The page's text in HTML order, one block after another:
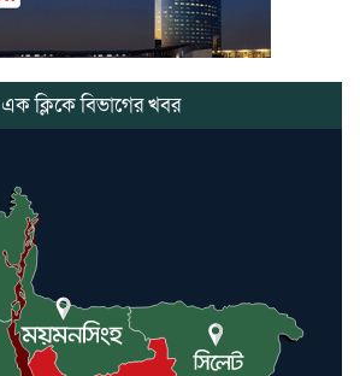
ভোলাগঞ্জ স্থলবন্দরে এলসি আটকে
হয়রানির অভিযোগ, বিএনপির সাবেক
সভাপতির
গলিত মরদেহ উদ্ধার
লন্ডনে আদমপুর ইউনাইটেড কলেজ
বাস্তবায়ন নিয়ে আলোচনা সভা
এক ক্লিকে বিভাগের খবর